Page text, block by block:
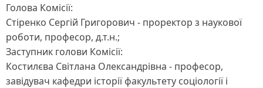
Голова Комісії:
Стіренко Сергій Григорович - проректор з наукової
роботи, професор, д.т.н.;
Заступник голови Комісії:
Костилєва Світлана Олександрівна - професор,
завідувач кафедри історії факультету соціології і